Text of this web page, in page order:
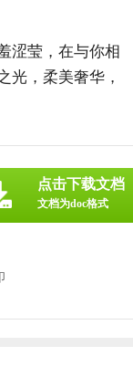
涩莹，在与你相
光，柔美奢华，
点击下载文档
文档为doc格式